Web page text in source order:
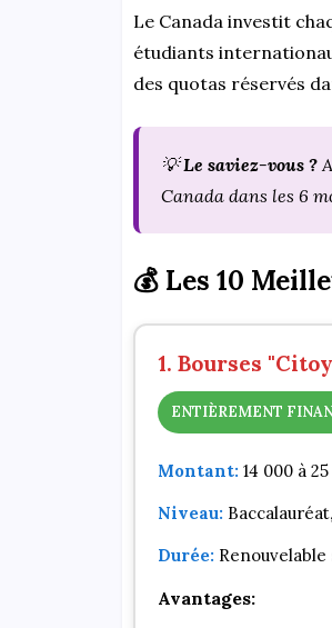
Le Canada investit
étudiants
des quotas réservés
💡Le saviez-vous ?
Canada dans les 6
💰 Les 10
1. Bourses
ENTIÈREMENT
Montant: 14 000 à
Niveau:
Durée:
Avantages: